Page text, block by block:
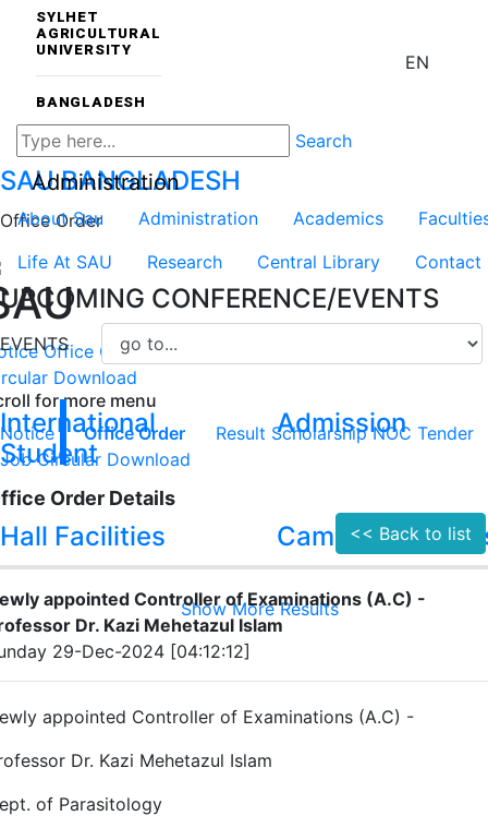
SYLHET
AGRICULTURAL
UNIVERSITY
BANGLADESH
EN
Search
SAUBANGLADESH
About Sau Administration Academics
Life At SAU
Research Central Library Contact
UPCOMING CONFERENCE/EVENTS
EVENTS
International
Student
Admission
Hall Facilities Campus
Show More Results
Administration
Office Order
Office Order Result
Download
for more menu
Notice
Office Order Result Scholarship NOC Tender
Job Circular Download
Order Details
<< Back to list
appointed Controller of Examinations (A.C) -
Dr. Kazi Mehetazul Islam
29-Dec-2024 [04:12:12]
appointed Controller of Examinations (A.C) -
Dr. Kazi Mehetazul Islam
of Parasitology